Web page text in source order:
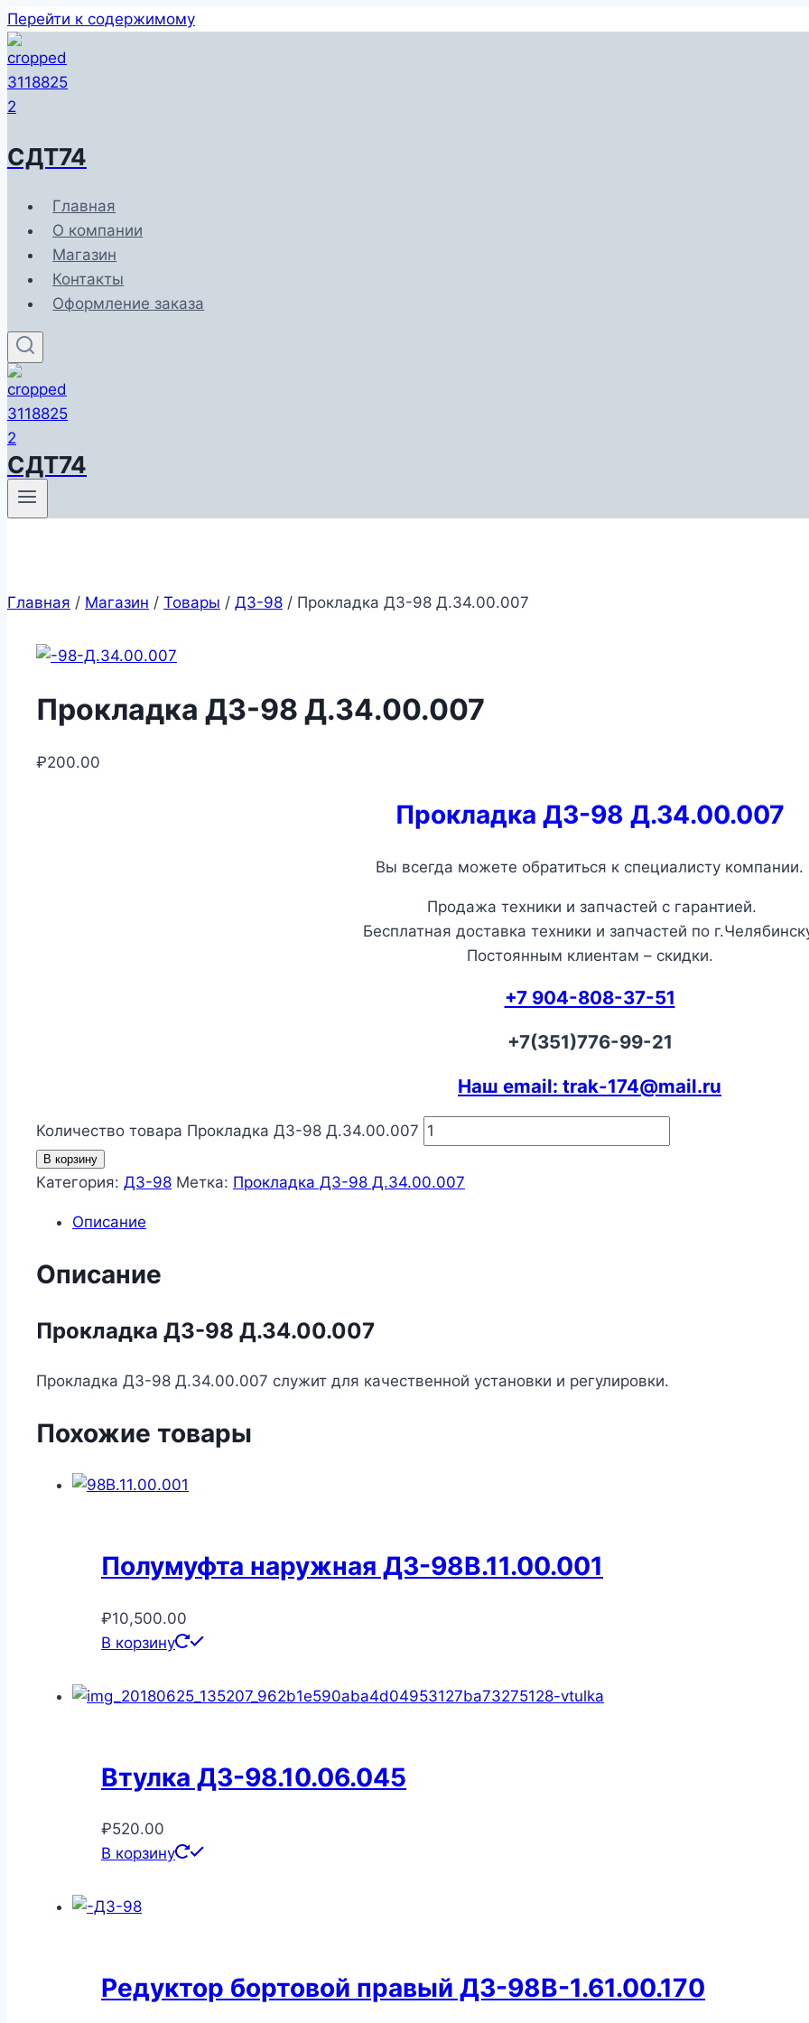
Перейти к содержимому
СДТ74
Главная
О компании
Магазин
Контакты
Оформление заказа
СДТ74
Главная / Магазин / Товары / ДЗ-98 / Прокладка ДЗ-98 Д.34.00.007
Прокладка ДЗ-98 Д.34.00.007
₽200.00
Прокладка ДЗ-98 Д.34.00.007
Вы всегда можете обратиться к специалисту компании.
Продажа техники и запчастей с гарантией.
Бесплатная доставка техники и запчастей по
Постоянным клиентам – скидки.
+7 904-808-37-51
+7(351)776-99-21
Наш email: trak-174@mail.ru
Количество товара Прокладка ДЗ-98 Д.34.00.007
В корзину
Категория: ДЗ-98 Метка: Прокладка ДЗ-98 Д.34.00.007
Описание
Описание
Прокладка ДЗ-98 Д.34.00.007
Прокладка ДЗ-98 Д.34.00.007 служит для качественной установки и регулировки.
Похожие товары
Полумуфта наружная ДЗ-98В.11.00.001
₽10,500.00
В корзину
Втулка ДЗ-98.10.06.045
₽520.00
В корзину
Редуктор бортовой правый ДЗ-98В-1.61.00.170